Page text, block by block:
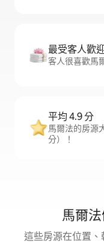
最受客人歡
客人很喜歡馬
平均 4.9 分
馬爾法的房源
分）！
馬爾
這些房源在位置、